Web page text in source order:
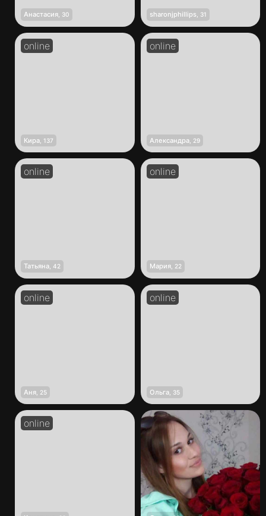
Анастасия 30 sharonjphillips 31
Кира 137 Александра, 29
Татьяна 42 Мария, 22
Аня 25 Ольга, 35